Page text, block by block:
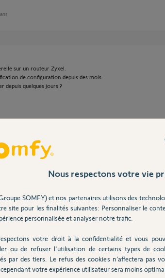
sur un routeur Zyxel.
de configuration depuis des mois.
depuis quelques jours ?
privilégier pour la Home Alarm ? je sais
qu'un canal en particulier aiderait ?
régulièrement.
Freebox.
Nous respectons votre vie
SOMFY) et nos partenaires utilisons des
site pour les finalités suivantes: Personnaliser le
personnalisée et analyser notre trafic.
votre droit à la confidentialité et vous
ou de refuser l'utilisation de certains types de
par des tiers. Le refus des cookies n’affectera pas
votre expérience utilisateur sera moins